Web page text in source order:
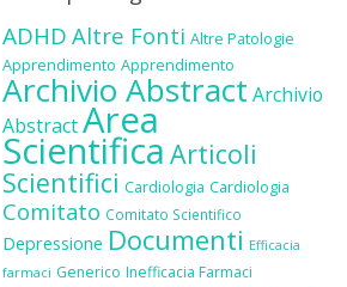
ADHD Altre Fonti Altre Patologie
Apprendimento Apprendimento
Archivio Abstract Archivio
AbstractArea
Scientifica Articoli
Scientifici Cardiologia Cardiologia
Comitato Comitato Scientifico
Depressione Documenti Efficacia
farmaci Generico Inefficacia Farmaci